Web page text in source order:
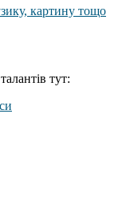
талантів тут: